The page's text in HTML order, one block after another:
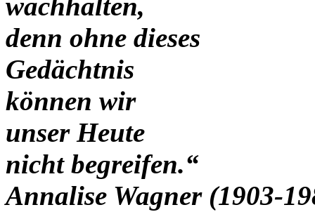
wachhalten,
denn ohne dieses
Gedächtnis
können wir
unser Heute
nicht begreifen.“
Annalise Wagner (1903-